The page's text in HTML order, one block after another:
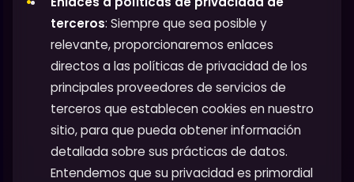
terceros: Siempre que sea posible y
relevante, proporcionaremos enlaces
directos a las políticas de privacidad de los
principales proveedores de servicios de
terceros que establecen cookies en nuestro
sitio, para que pueda obtener información
detallada sobre sus prácticas de datos.
Entendemos que su privacidad es primordial